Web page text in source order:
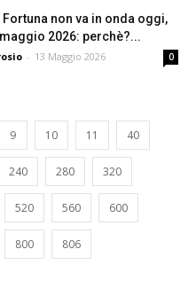
Fortuna non va in onda oggi,
2026: perchè?...
- 13 Maggio 2026 0
9 10 11 40
240 280 320
520 560 600
800 806